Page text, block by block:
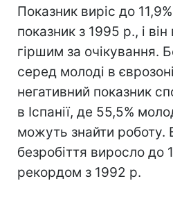
Показник виріс до
показник з 1995 р., і
гіршим за очікування.
серед молоді в
негативний показник
в Іспанії, де 55,5%
можуть знайти роботу. В
безробіття виросло до
рекордом з 1992 р.